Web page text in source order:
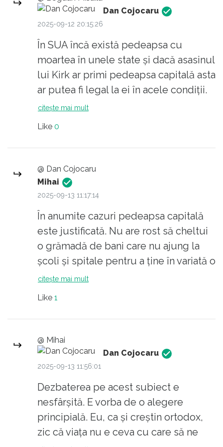
prietenoase si flori in mana...
Niste fecioare pure...
Dan Cojocaru
2025-09-12 20:15:26
În SUA încă există pedeapsa cu
moartea în unele state și dacă asasinul
lui Kirk ar primi pedeapsa capitală asta
ar putea fi legal la ei în acele condiții.
Noi europenii însă, și eu personal NU
cazul Hitler e total forțată. Kirk și-a
folosit numai libertatea de exprimare,
în mod democratic. Pe ai lui i-a
încântat, pe adversarii lui politici i-a
exasperat. Motiv pentru care l-au și
lichidat. Cu Hitler e altă treabă. El a
fost un atacator continuu, un criminal
de război continuu. Un atentat
împotriva lui nu ar fi avut semnificația
unei pedepse pentru fapte anterioare,
ci o încercare disperată de OPRIRE a
războiului. De fapt au existat atentate
la Hitler, dar din păcate nereușite. Acei
BARICADEI și toată lumea normală la
cap s-ar fi bucurat să piară atacatorul,
criminalul și cel din cauza căruia nu se
mai tremina războiul și crimele de
citește mai mult
Like 0
@ Dan Cojocaru
Mihai
2025-09-13 11:17:14
În anumite cazuri pedeapsa capitală
este justificată. Nu are rost să cheltui
o grămadă de bani care nu ajung la
școli și spitale pentru a ține în variată o
scursură, fie că este vreun pedofil,
citește mai mult
Like 1
@ Mihai
Dan Cojocaru
2025-09-13 11:56:01
Dezbaterea pe acest subiect e
nesfârșită. E vorba de o alegere
principială. Eu, ca și creștin ortodox,
zic că viața nu e ceva cu care să ne